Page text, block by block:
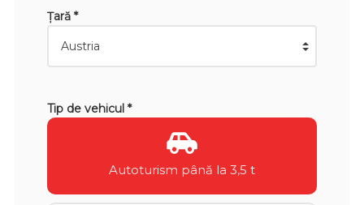
Țară *
Tip de vehicul *
Autoturism până la 3,5 t